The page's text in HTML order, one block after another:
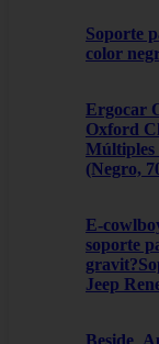
Soporte
color
Ergocar
Oxford
Múltiples
(Negro,
E-
soporte
Jeep